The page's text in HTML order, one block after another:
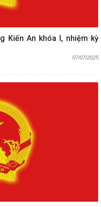
Kiến An khóa I, nhiệm kỳ
07/07/2025